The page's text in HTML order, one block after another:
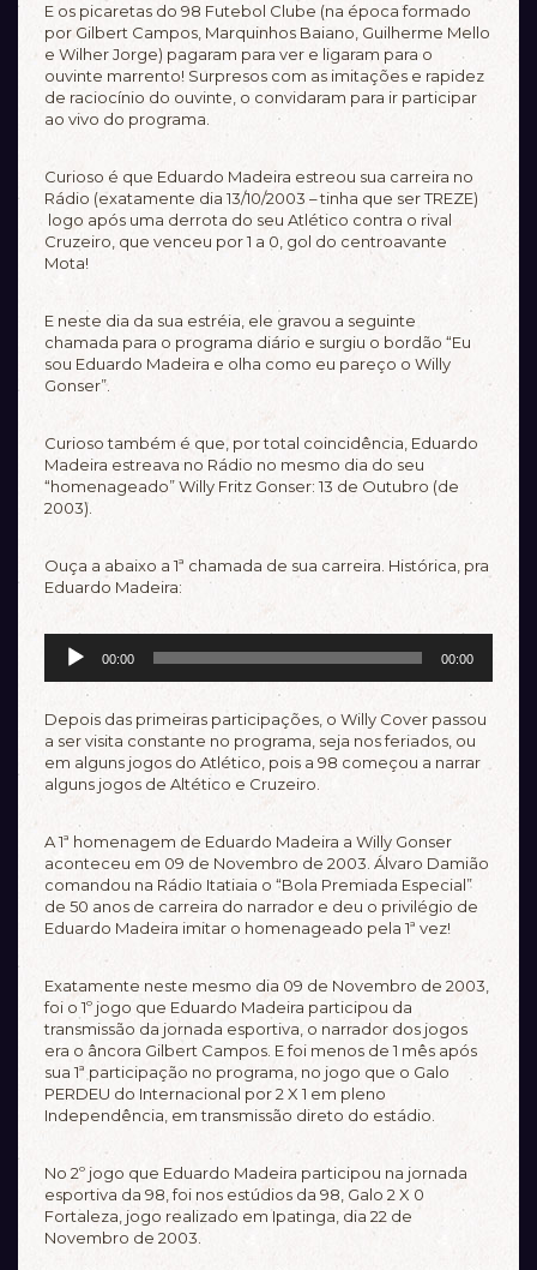
E os picaretas do 98 Futebol Clube (na época formado
por Gilbert Campos, Marquinhos Baiano, Guilherme Mello
e Wilher Jorge) pagaram para ver e ligaram para o
ouvinte marrento! Surpresos com as imitações e rapidez
de raciocínio do ouvinte, o convidaram para ir participar
ao vivo do programa.
Curioso é que Eduardo Madeira estreou sua carreira no
Rádio (exatamente dia 13/10/2003 – tinha que ser TREZE)
logo após uma derrota do seu Atlético contra o rival
Cruzeiro, que venceu por 1 a 0, gol do centroavante
Mota!
E neste dia da sua estréia, ele gravou a seguinte
chamada para o programa diário e surgiu o bordão “Eu
sou Eduardo Madeira e olha como eu pareço o Willy
Gonser”.
Curioso também é que, por total coincidência, Eduardo
Madeira estreava no Rádio no mesmo dia do seu
“homenageado” Willy Fritz Gonser: 13 de Outubro (de
2003).
Ouça a abaixo a 1ª chamada de sua carreira. Histórica, pra
Eduardo Madeira:
Tocador
áudio
00:00 00:00
Depois das primeiras participações, o Willy Cover passou
a ser visita constante no programa, seja nos feriados, ou
em alguns jogos do Atlético, pois a 98 começou a narrar
alguns jogos de Altético e Cruzeiro.
A 1ª homenagem de Eduardo Madeira a Willy Gonser
aconteceu em 09 de Novembro de 2003. Álvaro Damião
comandou na Rádio Itatiaia o “Bola Premiada Especial”
de 50 anos de carreira do narrador e deu o privilégio de
Eduardo Madeira imitar o homenageado pela 1ª vez!
Exatamente neste mesmo dia 09 de Novembro de 2003,
foi o 1º jogo que Eduardo Madeira participou da
transmissão da jornada esportiva, o narrador dos jogos
era o âncora Gilbert Campos. E foi menos de 1 mês após
sua 1ª participação no programa, no jogo que o Galo
PERDEU do Internacional por 2 X 1 em pleno
Independência, em transmissão direto do estádio.
No 2º jogo que Eduardo Madeira participou na jornada
esportiva da 98, foi nos estúdios da 98, Galo 2 X 0
Fortaleza, jogo realizado em Ipatinga, dia 22 de
Novembro de 2003.